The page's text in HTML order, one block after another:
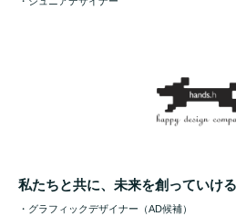
私たちと共に、未来を創っていけ
・グラフィックデザイナー（AD候補）